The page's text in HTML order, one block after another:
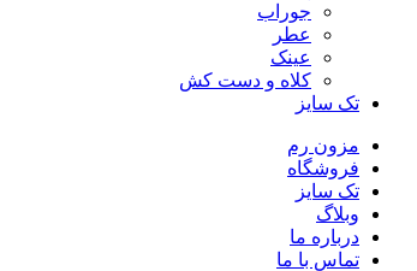
جوراب
عطر
عینک
کلاه و دست کش
تک سایز
مزون رم
فروشگاه
تک سایز
وبلاگ
درباره ما
تماس با ما